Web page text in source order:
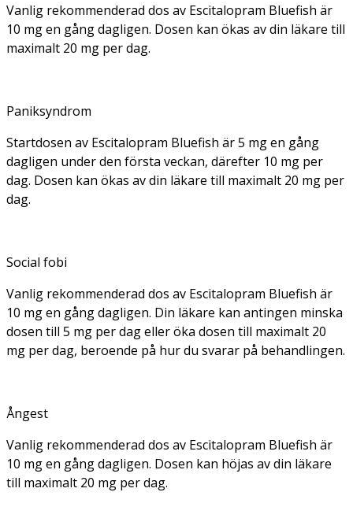
Vanlig rekommenderad dos av Escitalopram Bluefish är
10 mg en gång dagligen. Dosen kan ökas av din läkare till
maximalt 20 mg per dag.
Paniksyndrom
Startdosen av Escitalopram Bluefish är 5 mg en gång
dagligen under den första veckan, därefter 10 mg per
dag. Dosen kan ökas av din läkare till maximalt 20 mg per
dag.
Social fobi
Vanlig rekommenderad dos av Escitalopram Bluefish är
10 mg en gång dagligen. Din läkare kan antingen minska
dosen till 5 mg per dag eller öka dosen till maximalt 20
mg per dag, beroende på hur du svarar på behandlingen.
Ångest
Vanlig rekommenderad dos av Escitalopram Bluefish är
10 mg en gång dagligen. Dosen kan höjas av din läkare
till maximalt 20 mg per dag.